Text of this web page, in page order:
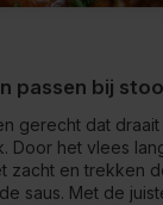
passen bij
gerecht dat draait
Door het vlees
zacht en trekken
saus. Met de